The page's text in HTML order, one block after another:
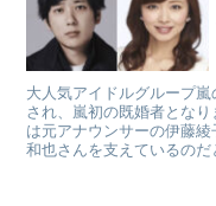
大人気アイドルグループ
され、嵐初の既婚者となり
は元アナウンサーの伊藤
和也さんを支えているのだ